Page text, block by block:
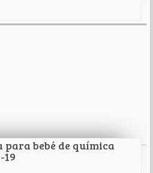
la clase 2003 y remisos a
cartilla militar
Leer Más
para bebé de química